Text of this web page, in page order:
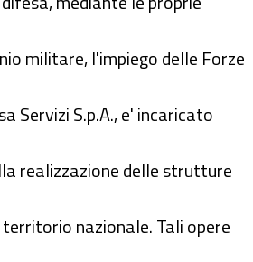
militare, l'impiego delle Forze
Servizi S.p.A., e' incaricato
realizzazione delle strutture
nazionale. Tali opere